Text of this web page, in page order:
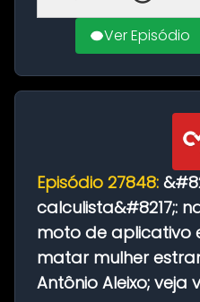
Ver Episódio
Episódio 27848:
calculista&#8217;:
moto de aplicativo
matar mulher
Antônio Aleixo; veja